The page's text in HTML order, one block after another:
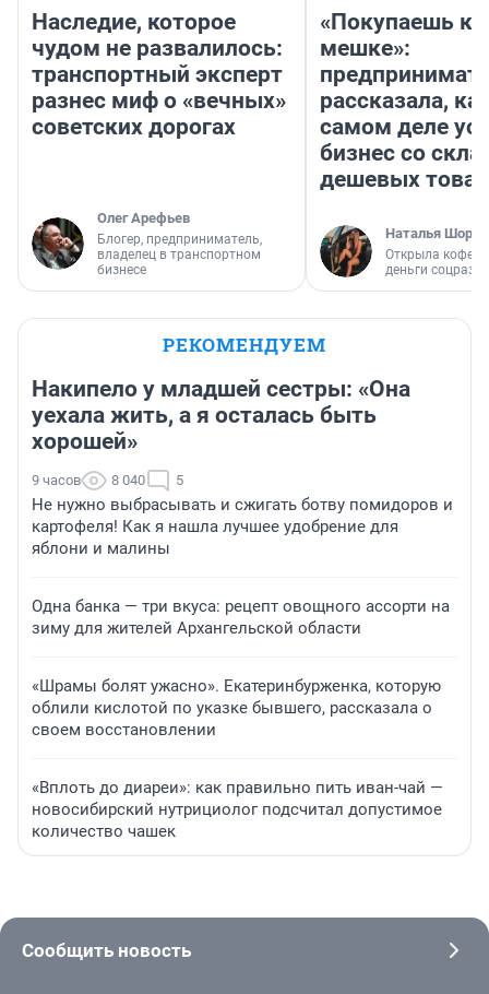
Наследие, которое
чудом не развалилось:
транспортный эксперт
разнес миф о «вечных»
советских дорогах
Олег Арефьев
Блогер, предприниматель,
владелец в транспортном
бизнесе
«Покупаешь
мешке»:
рассказала,
самом деле
бизнес со
дешевых
Наталья
Открыла
деньги
РЕКОМЕНДУЕМ
Накипело у младшей сестры: «Она
уехала жить, а я осталась быть
хорошей»
9 часов 8 040 5
Не нужно выбрасывать и сжигать ботву помидоров и
картофеля! Как я нашла лучшее удобрение для
яблони и малины
Одна банка — три вкуса: рецепт овощного ассорти на
зиму для жителей Архангельской области
«Шрамы болят ужасно». Екатеринбурженка, которую
облили кислотой по указке бывшего, рассказала о
своем восстановлении
«Вплоть до диареи»: как правильно пить иван-чай —
новосибирский нутрициолог подсчитал допустимое
количество чашек
Сообщить новость